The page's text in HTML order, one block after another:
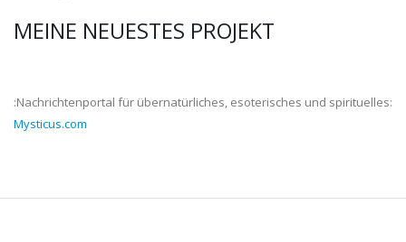
MEINE NEUESTES PROJEKT
:Nachrichtenportal für übernatürliches, esoterisches und spirituelles:
Mysticus.com